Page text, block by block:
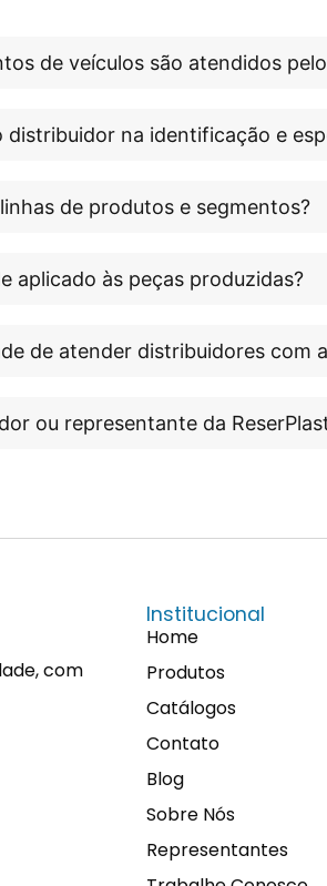
de veículos são atendidos
distribuidor na identificação e
de produtos e segmentos?
aplicado às peças produzidas?
de atender distribuidores com
ou representante da
com
Institucional
Home
Produtos
Catálogos
Contato
Blog
Sobre Nós
Representantes